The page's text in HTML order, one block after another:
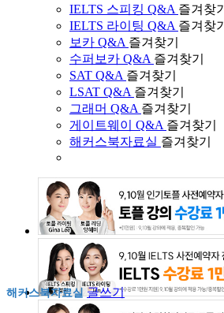
IELTS 스피킹 Q&A 즐겨찾기
IELTS 라이팅 Q&A 즐겨찾기
보카 Q&A 즐겨찾기
수퍼보카 Q&A 즐겨찾기
SAT Q&A 즐겨찾기
LSAT Q&A 즐겨찾기
그래머 Q&A 즐겨찾기
게이트웨이 Q&A 즐겨찾기
해커스북자료실 즐겨찾기
해커스북자료실 글쓰기